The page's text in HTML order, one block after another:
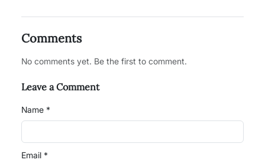
Comments
No comments yet. Be the first to comment.
Leave a Comment
Name *
Email *